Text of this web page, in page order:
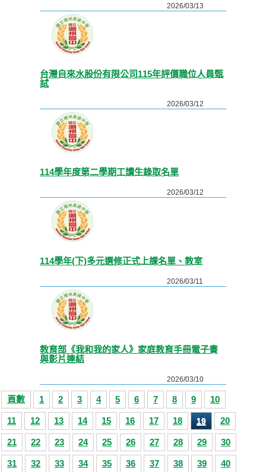
2026/03/13
台灣自來水股份有限公司115年評價職位人員甄
試
2026/03/12
114學年度第二學期工讀生錄取名單
2026/03/12
114學年(下)多元選修正式上課名單、教室
2026/03/11
教育部《我和我的家人》家庭教育手冊電子書
與影片連結
2026/03/10
頁數 1 2 3 4 5 6 7 8 9 10
11 12 13 14 15 16 17 18 19 20
21 22 23 24 25 26 27 28 29 30
31 32 33 34 35 36 37 38 39 40